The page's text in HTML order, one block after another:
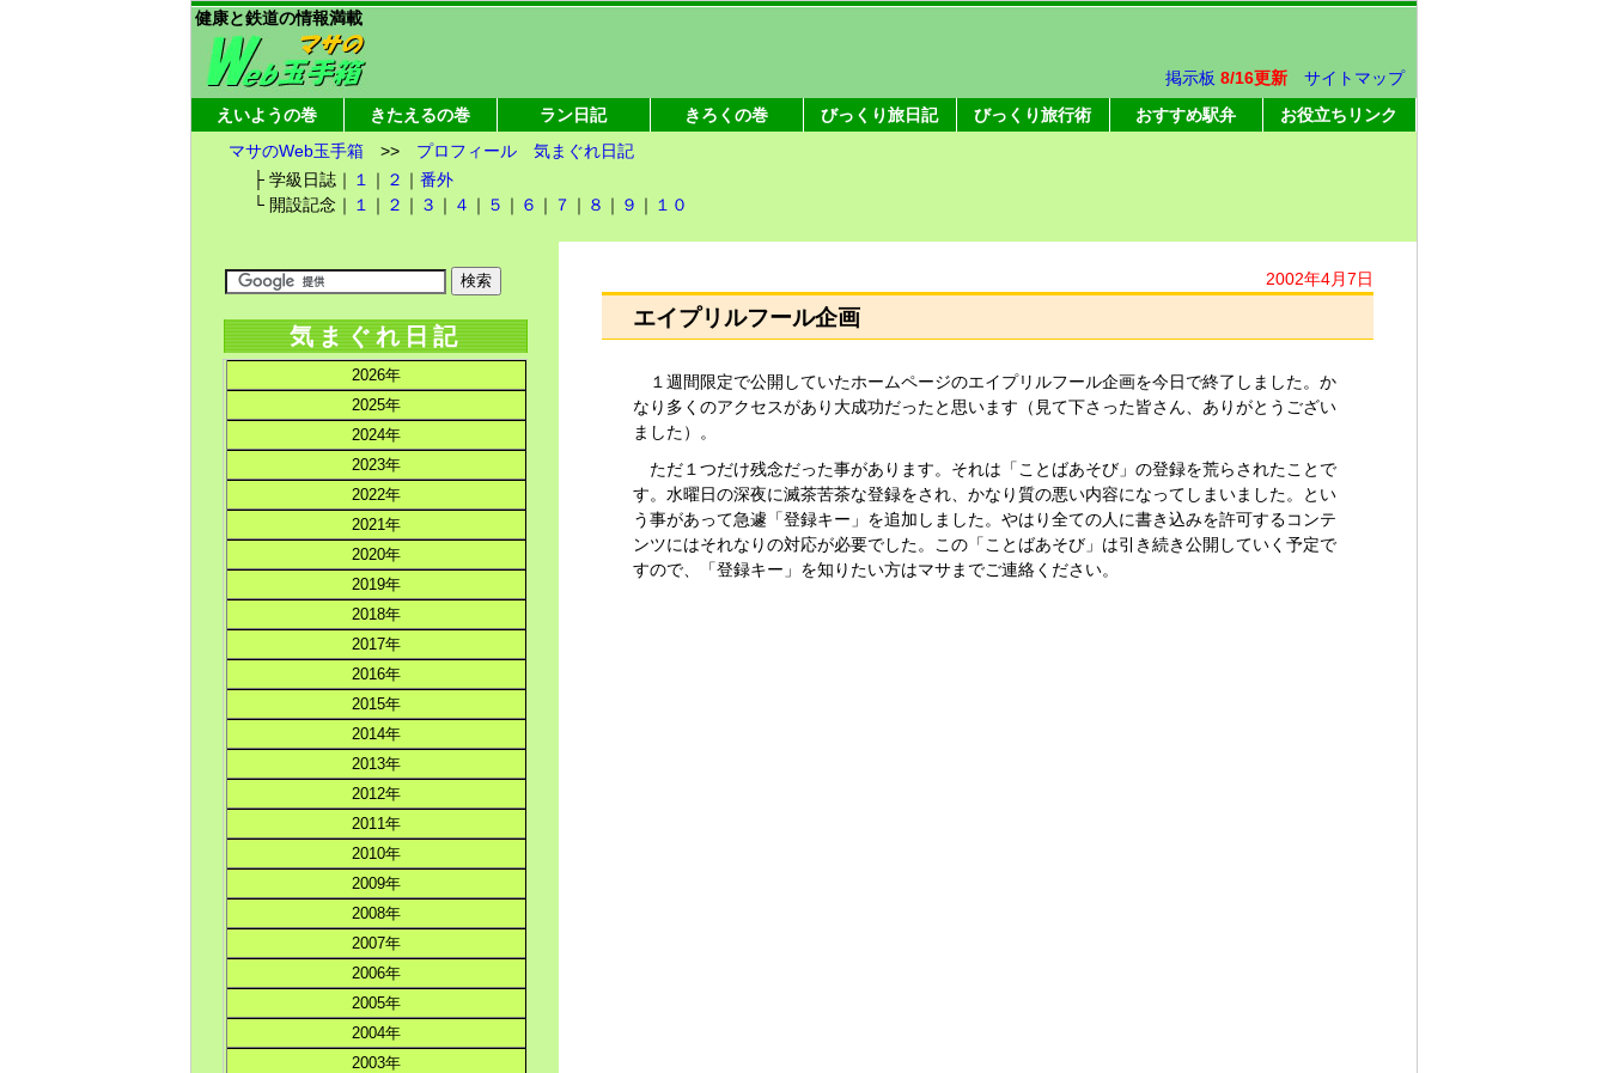
健康と鉄道の情報満載
掲示板 8/16更新
サイトマップ
えいようの巻
きたえるの巻 ラン日記 きろくの巻 びっくり旅日記 びっくり旅行術 おすすめ駅弁
お役立ちリンク
マサのWeb玉手箱>> プロフィール
気まぐれ日記
├ 学級日誌｜ １ ｜ ２ ｜番外
└ 開設記念｜ １ ｜ ２ ｜ ３ ｜ ４ ｜ ５ ｜ ６ ｜ ７ ｜ ８ ｜ ９ ｜ １０
2002年4月7日
エイプリルフール企画
１週間限定で公開していたホームページのエイプリルフール企画を今日で終了しました。か
なり多くのアクセスがあり大成功だったと思います（見て下さった皆さん、ありがとうござい
ました）。
ただ１つだけ残念だった事があります。それは「ことばあそび」の登録を荒らされたことで
す。水曜日の深夜に滅茶苦茶な登録をされ、かなり質の悪い内容になってしまいました。とい
う事があって急遽「登録キー」を追加しました。やはり全ての人に書き込みを許可するコンテ
ンツにはそれなりの対応が必要でした。この「ことばあそび」は引き続き公開していく予定で
すので、「登録キー」を知りたい方はマサまでご連絡ください。
気まぐれ日記